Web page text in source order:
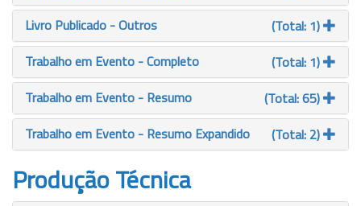
Livro Publicado - Outros
(Total: 1)
Trabalho em Evento - Completo
(Total: 1)
Trabalho em Evento - Resumo
(Total: 65)
Trabalho em Evento - Resumo Expandido
(Total: 2)
Produção Técnica